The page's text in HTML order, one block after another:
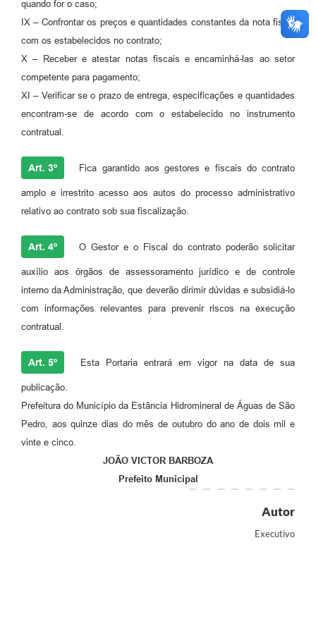
quando for o caso;
IX – Confrontar os preços e quantidades constantes da nota fiscal
com os estabelecidos no contrato;
X – Receber e atestar notas fiscais e encaminhá-las ao setor
competente para pagamento;
XI – Verificar se o prazo de entrega, especificações e quantidades
encontram-se de acordo com o estabelecido no instrumento
contratual.
Art. 3º Fica garantido aos gestores e fiscais do contrato
amplo e irrestrito acesso aos autos do processo administrativo
relativo ao contrato sob sua fiscalização.
Art. 4º O Gestor e o Fiscal do contrato poderão solicitar
auxílio aos órgãos de assessoramento jurídico e de controle
interno da Administração, que deverão dirimir dúvidas e subsidiá-lo
com informações relevantes para prevenir riscos na execução
contratual.
Art. 5º Esta Portaria entrará em vigor na data de sua
publicação.
Prefeitura do Município da Estância Hidromineral de Águas de São
Pedro, aos quinze dias do mês de outubro do ano de dois mil e
vinte e cinco.
JOÃO VICTOR BARBOZA
Prefeito Municipal
Autor
Executivo